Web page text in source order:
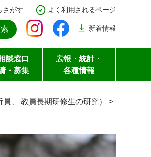
さがす よく利用されるページ
新着情報
談窓口
・募集
広報・統計・
各種情報
、 教員長期研修生の研究）
>